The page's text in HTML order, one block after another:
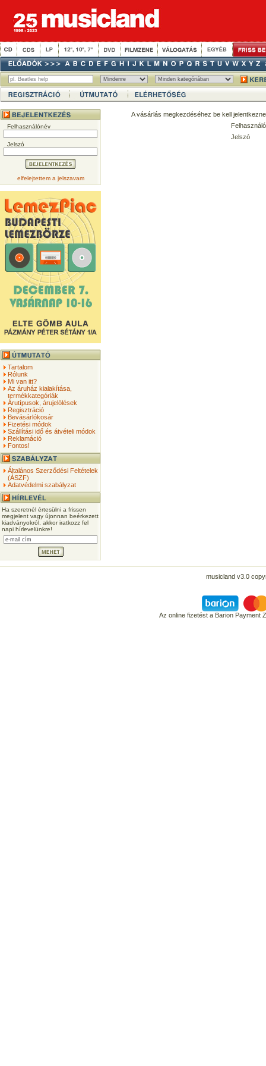
Felhasználónév
Jelszó
elfelejtettem a jelszavam
Tartalom
Rólunk
Mi van itt?
Az áruház kialakítása,
termékkategóriák
Árutípusok, árujelölések
Regisztráció
Bevásárlókosár
Fizetési módok
Szállítási idő és átvételi módok
Reklamáció
Fontos!
Általános Szerződési Feltételek
(ÁSZF)
Adatvédelmi szabályzat
Ha szeretnél értesülni a frissen
megjelent vagy újonnan beérkezett
kiadványokról, akkor iratkozz fel
napi hírlevelünkre!
A vásárlás megkezdéséhez be kell
Jelszó
musicland v3.0
Az online fizetést a Barion Payment